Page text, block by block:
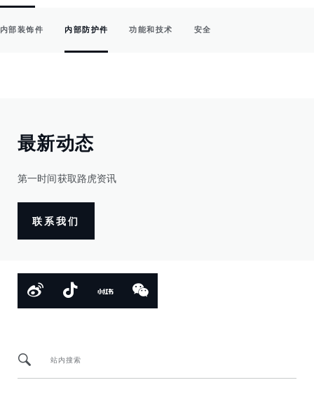
内部装饰件 内部防护件 功能和技术 安全
最新动态
第一时间获取路虎资讯
联系我们
站内搜索